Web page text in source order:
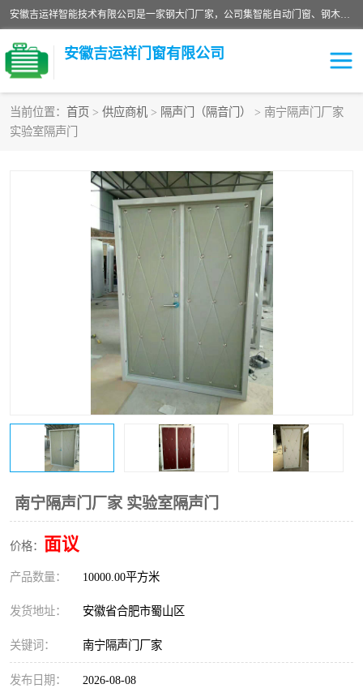
安徽吉运祥智能技术有限公司是一家钢大门厂家，公司集智能自动门窗、钢木门、特种门窗、工业门窗、图集门窗、定制门窗、非标门窗等通道产品的研发设计、制作、安装于一体的综合性、性高新技术企业。
安徽吉运祥门窗有限公司
当前位置： 首页 > 供应商机 > 隔声门（隔音门）
> 南宁隔声门厂家
实验室隔声门
南宁隔声门厂家 实验室隔声门
价格： 面议
产品数量： 10000.00平方米
发货地址： 安徽省合肥市蜀山区
关键词： 南宁隔声门厂家
发布日期： 2026-08-08
保温门
变压器室门窗
工业电动折叠门 钢木门
工业平移门
监狱门及监狱设备
变压器室配电房门 钢大门厂家
彩钢板门